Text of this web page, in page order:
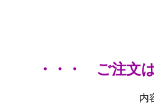
・・・ ご注文
内